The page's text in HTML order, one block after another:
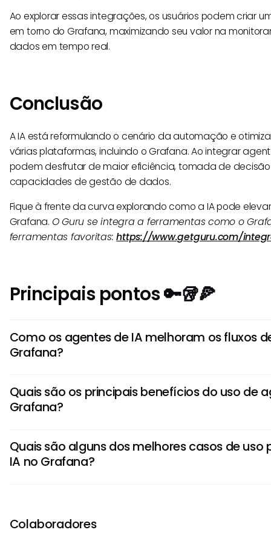
Ao explorar essas integrações, os usuários podem criar
em torno do Grafana, maximizando seu valor na
dados em tempo real.
Conclusão
A IA está reformulando o cenário da automação e
várias plataformas, incluindo o Grafana. Ao integrar
podem desfrutar de maior eficiência, tomada de
capacidades de gestão de dados.
Fique à frente da curva explorando como a IA pode
Grafana. O Guru se integra a ferramentas como o
ferramentas favoritas:https://www.getguru.com/
Principais pontos 🔑🥡🍕
Como os agentes de IA melhoram os fluxos
Grafana?
anomalias e capacidades preditivas. Eles melhoram a
alertas e resolução de problemas aproveitando
Quais são os principais benefícios do uso de
Grafana?
proativo e recomendações inteligentes. Eles
baseadas em dados, reduzem o esforço manual e
Quais são alguns dos melhores casos de uso
IA no Grafana?
destacam na detecção de anomalias, previsão e
os inestimáveis para operações de TI e tarefas de
Colaboradores